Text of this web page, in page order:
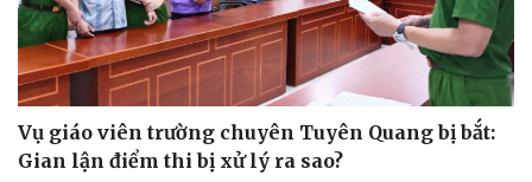
Vụ giáo viên trường chuyên Tuyên Quang bị bắt:
Gian lận điểm thi bị xử lý ra sao?